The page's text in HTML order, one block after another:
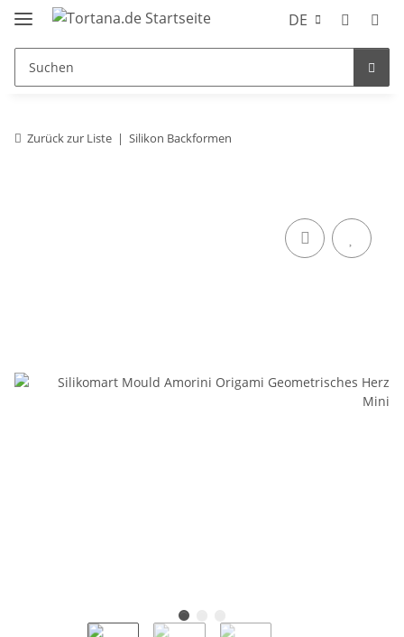
DE
Zurück zur Liste Silikon Backformen